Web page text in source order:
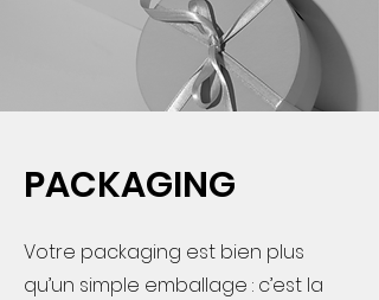
PACKAGING
Votre packaging est bien plus
qu’un simple emballage : c’est la